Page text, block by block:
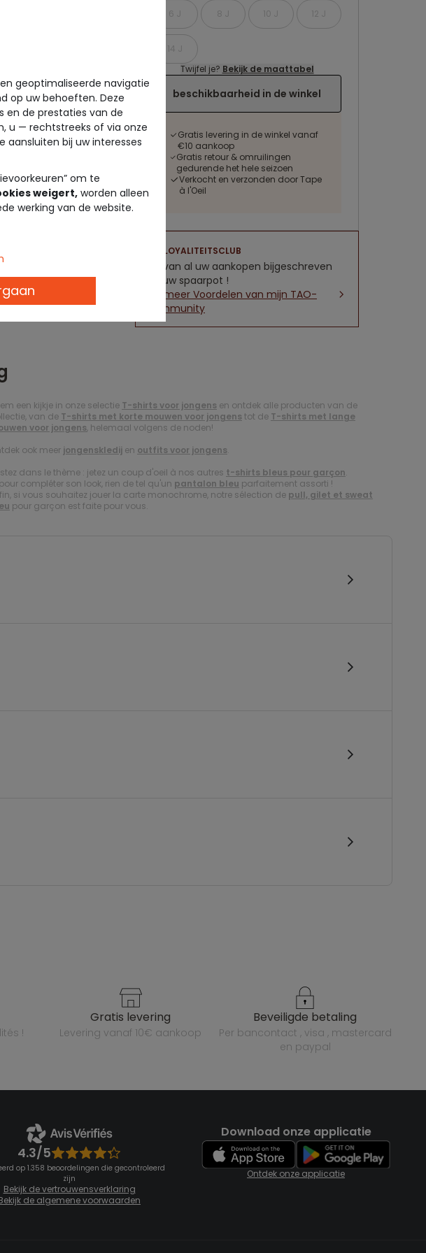
6 J 8 J 10 J 12 J
14 J
Twijfel je? Bekijk de maattabel
beschikbaarheid in de winkel
Gratis levering in de winkel vanaf
€10 aankoop
Gratis retour & omruilingen
gedurende het hele seizoen
Verkocht en verzonden door Tape
à l'Oeil
LOYALITEITSCLUB
5% van al uw aankopen bijgeschreven
op uw spaarpot !
Zie meer Voordelen van mijn TAO-
community
een kijkje in onze selectie T-shirts voor jongens en ontdek alle producten van de
van de T-shirts met korte mouwen voor jongens tot de T-shirts met lange
voor jongens , helemaal volgens de noden!
ook meer jongenskledij en outfits voor jongens.
dans le thème : jetez un coup d'oeil à nos autres t-shirts bleus pour garçon.
compléter son look, rien de tel qu'un pantalon bleu parfaitement assorti !
si vous souhaitez jouer la carte monochrome, notre sélection de pull, gilet et sweat
pour garçon est faite pour vous.
!
gratis levering
levering vanaf 10€ aankoop
beveiligde betaling
per bancontact , visa , mastercard
en paypal
4.3/5
op 1.358 beoordelingen die gecontroleerd
zijn
Bekijk de vertrouwensverklaring
de algemene voorwaarden
Download onze applicatie
Ontdek onze applicatie
geoptimaliseerde navigatie
op uw behoeften. Deze
en de prestaties van de
u — rechtstreeks of via onze
bij uw interesses
om te
weigert, worden alleen
werking van de website.